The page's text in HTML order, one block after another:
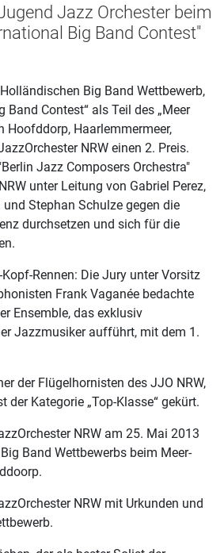
Jazz Orchester beim
Big Band Contest"
Big Band Wettbewerb,
Band Contest“ als Teil des „Meer
Hoofddorp, Haarlemmermeer,
NRW einen 2. Preis.
Jazz Composers Orchestra"
unter Leitung von Gabriel Perez,
Stephan Schulze gegen die
durchsetzen und sich für die
Rennen: Die Jury unter Vorsitz
Frank Vaganée bedachte
Ensemble, das exklusiv
Jazzmusiker aufführt, mit dem 1.
der Flügelhornisten des JJO NRW,
der Kategorie „Top-Klasse“ gekürt.
NRW am 25. Mai 2013
Band Wettbewerbs beim Meer-
NRW mit Urkunden und